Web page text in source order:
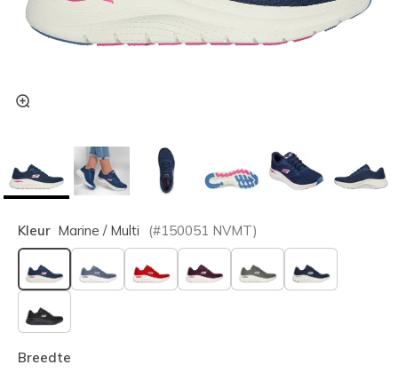
Kleur Marine / Multi (#150051 NVMT)
geselecteerd
Breedte